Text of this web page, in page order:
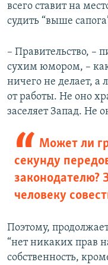
всего ставит на
судить “выше
– Правительство, –
сухим юмором, –
ничего не делает, а
от работы. Не оно
заселяет Запад. Не
Может ли
секунду
законодателю?
человеку
Поэтому,
“нет никаких прав
собственность,